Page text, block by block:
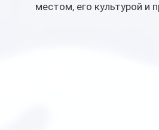
местом, его культурой и